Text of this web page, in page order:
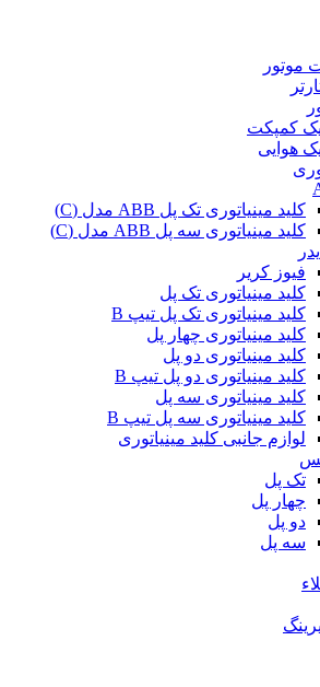
موتور
کمپکت
هوایی
کلید مینیاتوری تک پل ABB مدل (C)
کلید مینیاتوری سه پل ABB مدل (C)
فیوز کریر
کلید مینیاتوری تک پل
کلید مینیاتوری تک پل تیپ B
کلید مینیاتوری چهار پل
کلید مینیاتوری دو پل
کلید مینیاتوری دو پل تیپ B
کلید مینیاتوری سه پل
کلید مینیاتوری سه پل تیپ B
لوازم جانبی کلید مینیاتوری
تک پل
چهار پل
دو پل
سه پل